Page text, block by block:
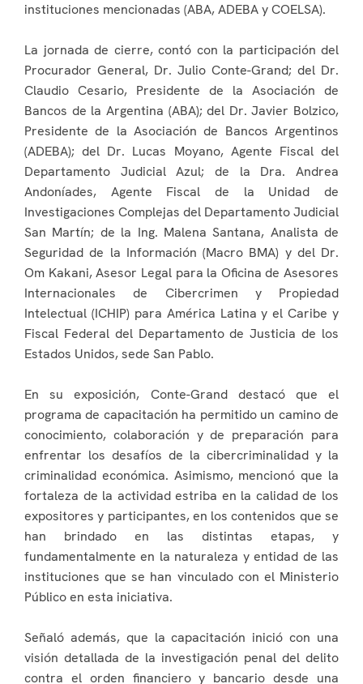
instituciones mencionadas (ABA, ADEBA y COELSA).
La jornada de cierre, contó con la participación del
Procurador General, Dr. Julio Conte-Grand; del Dr.
Claudio Cesario, Presidente de la Asociación de
Bancos de la Argentina (ABA); del Dr. Javier Bolzico,
Presidente de la Asociación de Bancos Argentinos
(ADEBA); del Dr. Lucas Moyano, Agente Fiscal del
Departamento Judicial Azul; de la Dra. Andrea
Andoníades, Agente Fiscal de la Unidad de
Investigaciones Complejas del Departamento Judicial
San Martín; de la Ing. Malena Santana, Analista de
Seguridad de la Información (Macro BMA) y del Dr.
Om Kakani, Asesor Legal para la Oficina de Asesores
Internacionales de Cibercrimen y Propiedad
Intelectual (ICHIP) para América Latina y el Caribe y
Fiscal Federal del Departamento de Justicia de los
Estados Unidos, sede San Pablo.
En su exposición, Conte-Grand destacó que el
programa de capacitación ha permitido un camino de
conocimiento, colaboración y de preparación para
enfrentar los desafíos de la cibercriminalidad y la
criminalidad económica. Asimismo, mencionó que la
fortaleza de la actividad estriba en la calidad de los
expositores y participantes, en los contenidos que se
han brindado en las distintas etapas, y
fundamentalmente en la naturaleza y entidad de las
instituciones que se han vinculado con el Ministerio
Público en esta iniciativa.
Señaló además, que la capacitación inició con una
visión detallada de la investigación penal del delito
contra el orden financiero y bancario desde una